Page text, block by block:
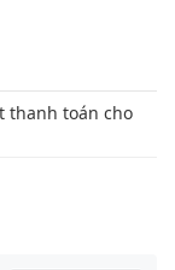
thanh toán cho